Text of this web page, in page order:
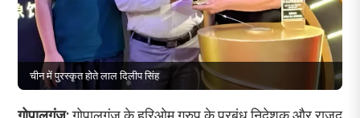
चीन में पुरस्कृत होते लाल दिलीप सिंह